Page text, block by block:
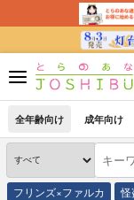
全年齢向け 成年向け
フリンズ×ファルカ